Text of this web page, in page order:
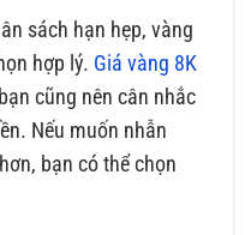
sách hạn hẹp, vàng
hợp lý. Giá vàng 8K
cũng nên cân nhắc
Nếu muốn nhẫn
bạn có thể chọn